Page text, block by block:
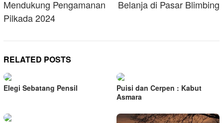
Mendukung Pengamanan
Pilkada 2024
Belanja di Pasar Blimbing
RELATED POSTS
Elegi Sebatang Pensil
Puisi dan Cerpen : Kabut
Asmara